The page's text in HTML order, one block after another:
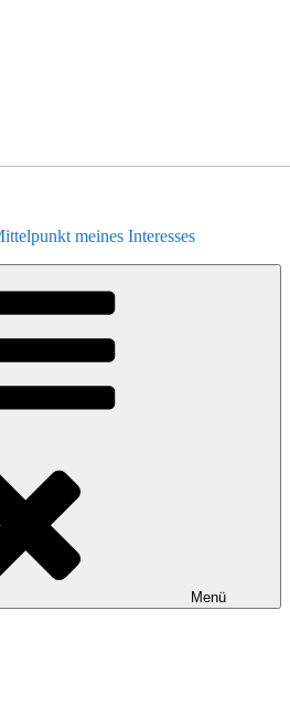
meines Interesses
Menü